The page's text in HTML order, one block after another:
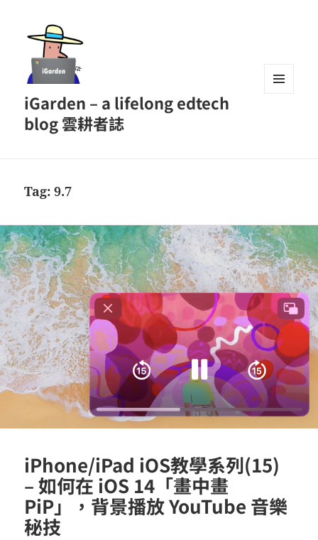
iGarden – a lifelong edtech
blog 雲耕者誌
Tag:9.7
iPhone/iPad iOS教學系列(15)
– 如何在 iOS 14「畫中畫
PiP」，背景播放 YouTube 音樂
秘技